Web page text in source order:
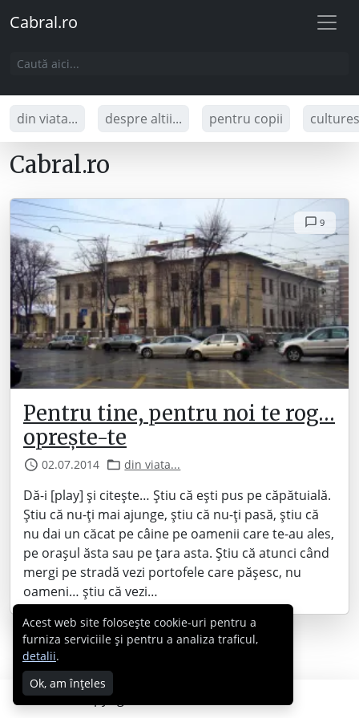
Cabral.ro
din viata... despre altii... pentru copii
Cabral.ro
9
Pentru tine, pentru noi te rog…
oprește-te
02.07.2014 din viata...
Dă-i [play] și citește… Știu că ești pus pe căpătuială.
Știu că nu-ți mai ajunge, știu că nu-ți pasă, știu că
nu dai un căcat pe câine pe oamenii care te-au ales,
pe orașul ăsta sau pe țara asta. Știu că atunci când
mergi pe stradă vezi portofele care pășesc, nu
oameni… știu că vezi…
Copyright © 2007 - 2026 Cabral.ro
Acest web site folosește cookie-uri pentru a
furniza serviciile și pentru a analiza traficul,
detalii.
Ok, am înțeles